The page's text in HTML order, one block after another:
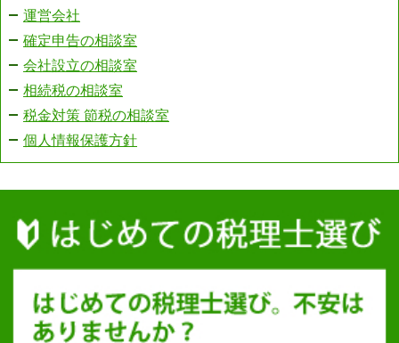
運営会社
確定申告の相談室
会社設立の相談室
相続税の相談室
税金対策 節税の相談室
個人情報保護方針